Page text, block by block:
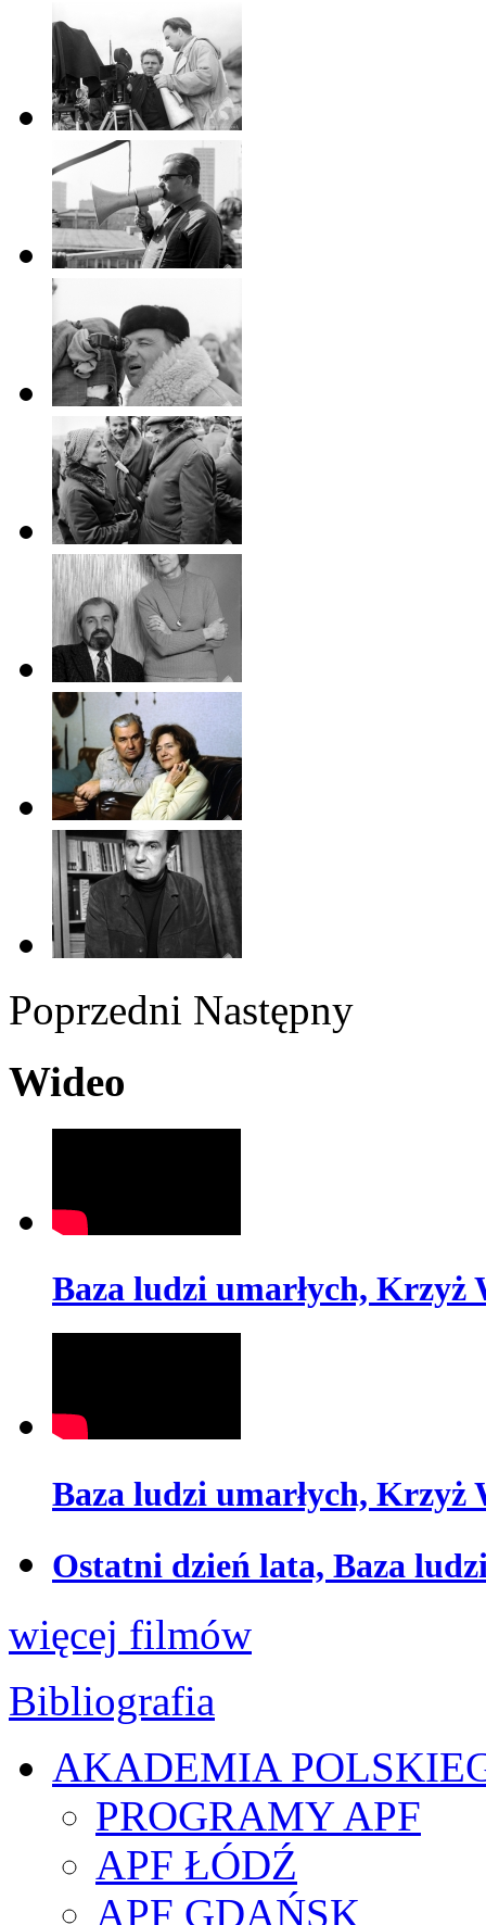
Poprzedni Następny
Wideo
Baza ludzi umarłych, Krzyż
Baza ludzi umarłych, Krzyż
Ostatni dzień lata, Baza
więcej filmów
Bibliografia
AKADEMIA
PROGRAMY APF
APF ŁÓDŹ
APF GDAŃSK